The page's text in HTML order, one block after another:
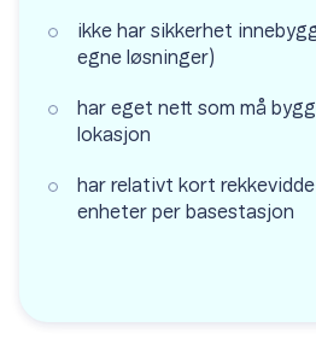
ikke har sikkerhet
egne løsninger)
har eget nett som må
lokasjon
har relativt kort
enheter per basestasjon